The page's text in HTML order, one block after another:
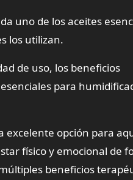
uno de los aceites
los utilizan.
de uso, los beneficios
para
excelente opción para
físico y emocional de
beneficios